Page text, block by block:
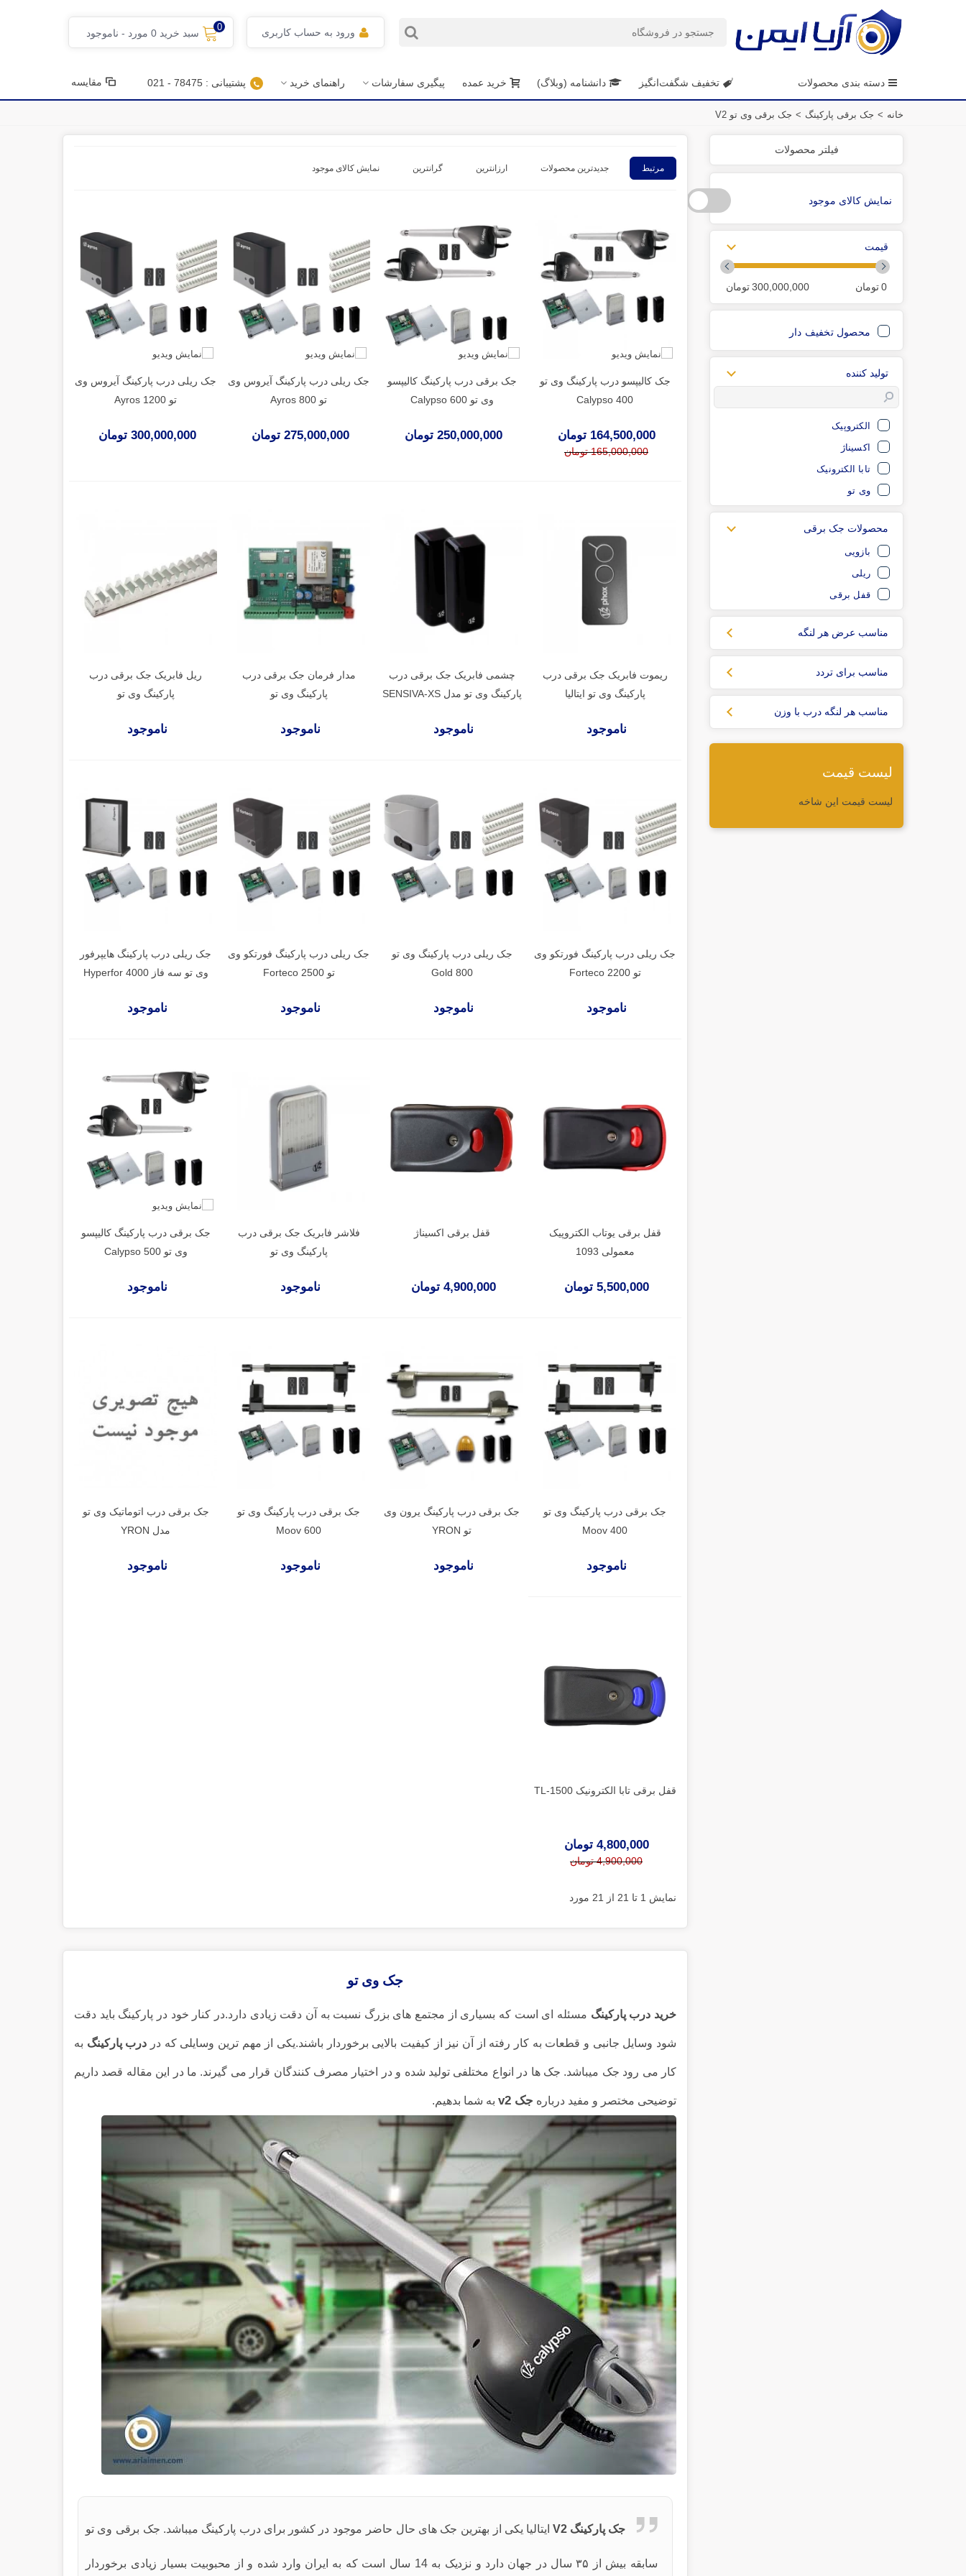
ورود به حساب کاربری
0
سبد خرید 0 مورد - ناموجود
دسته بندی محصولات تخفیف شگفت‌انگیز دانشنامه (وبلاگ) خرید عمده پیگیری سفارشات راهنمای خرید پشتیبانی : 78475 - 021 مقایسه
خانه > جک برقی پارکینگ > جک برقی وی تو V2
فیلتر محصولات
نمایش کالای موجود
قیمت
0تومان 300,000,000تومان
محصول تخفیف دار
تولید کننده
الکتروپیک
اکسیناژ
تابا الکترونیک
وی تو
محصولات جک برقی
بازویی
ریلی
قفل برقی
مناسب عرض هر لنگه
مناسب برای تردد
مناسب هر لنگه درب با وزن
لیست قیمت
لیست قیمت این شاخه
مرتبط جدیدترین محصولات ارزانترین گرانترین نمایش کالای موجود
جک کالیپسو درب پارکینگ وی تو
Calypso 400
164,500,000 تومان
165,000,000 تومان
جک برقی درب پارکینگ کالیپسو
وی تو Calypso 600
250,000,000 تومان
جک ریلی درب پارکینگ آیروس وی
تو Ayros 800
275,000,000 تومان
جک ریلی درب پارکینگ آیروس وی
تو Ayros 1200
300,000,000 تومان
ریموت فابریک جک برقی درب
پارکینگ وی تو ایتالیا
ناموجود
چشمی فابریک جک برقی درب
پارکینگ وی تو مدل SENSIVA-XS
ناموجود
مدار فرمان جک برقی درب
پارکینگ وی تو
ناموجود
ریل فابریک جک برقی درب
پارکینگ وی تو
ناموجود
جک ریلی درب پارکینگ فورتکو وی
تو Forteco 2200
ناموجود
جک ریلی درب پارکینگ وی تو
Gold 800
ناموجود
جک ریلی درب پارکینگ فورتکو وی
تو Forteco 2500
ناموجود
جک ریلی درب پارکینگ هایپرفور
وی تو سه فاز Hyperfor 4000
ناموجود
قفل برقی یوتاب الکتروپیک
معمولی 1093
5,500,000 تومان
قفل برقی اکسیناژ
4,900,000 تومان
فلاشر فابریک جک برقی درب
پارکینگ وی تو
ناموجود
جک برقی درب پارکینگ کالیپسو
وی تو Calypso 500
ناموجود
جک برقی درب پارکینگ وی تو
Moov 400
ناموجود
جک برقی درب پارکینگ یرون وی
تو YRON
ناموجود
جک برقی درب پارکینگ وی تو
Moov 600
ناموجود
جک برقی درب اتوماتیک وی تو
مدل YRON
ناموجود
قفل برقی تابا الکترونیک TL-1500
4,800,000 تومان
4,900,000 تومان
نمایش 1 تا 21 از 21 مورد
جک وی تو
خرید درب پارکینگ مسئله ای است که بسیاری از مجتمع های بزرگ نسبت به آن دقت زیادی دارد.در کنار خود در پارکینگ باید دقت
شود وسایل جانبی و قطعات به کار رفته از آن نیز از کیفیت بالایی برخوردار باشند.یکی از مهم ترین وسایلی که در درب پارکینگ به
کار می رود جک میباشد. جک ها در انواع مختلفی تولید شده و در اختیار مصرف کنندگان قرار می گیرند. ما در این مقاله قصد داریم
توضیحی مختصر و مفید درباره جک v2 به شما بدهیم.
جک پارکینگ V2 ایتالیا یکی از بهترین جک های حال حاضر موجود در کشور برای درب پارکینگ میباشد. جک برقی وی تو
سابقه بیش از ۳۵ سال در جهان دارد و نزدیک به 14 سال است که به ایران وارد شده و از محبوبیت بسیار زیادی برخوردار